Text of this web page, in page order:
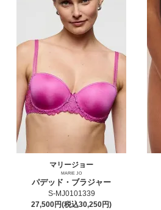
マリージョー
MARIE JO
パデッド・ブラジャー
S-MJ0101339
27,500円(税込30,250円)